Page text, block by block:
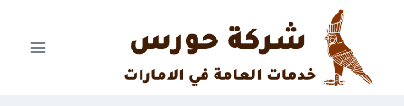
content